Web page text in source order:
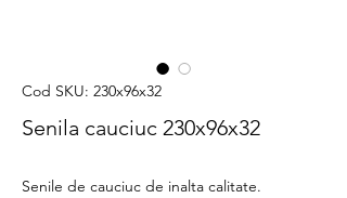
Cod SKU: 230x96x32
Senila cauciuc 230x96x32
Senile de cauciuc de inalta calitate.